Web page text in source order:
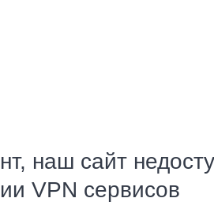
наш сайт
VPN сервисов